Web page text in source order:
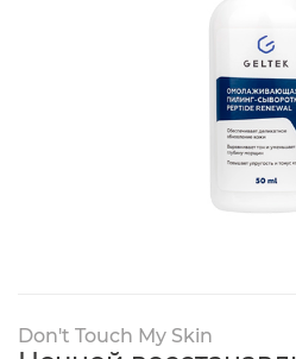
Don't Touch My Skin